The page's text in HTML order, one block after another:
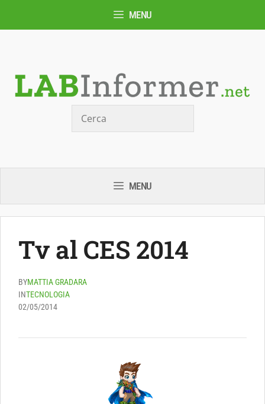
MENU
MENU
Tv al CES 2014
BYMATTIA GRADARA
INTECNOLOGIA
02/05/2014